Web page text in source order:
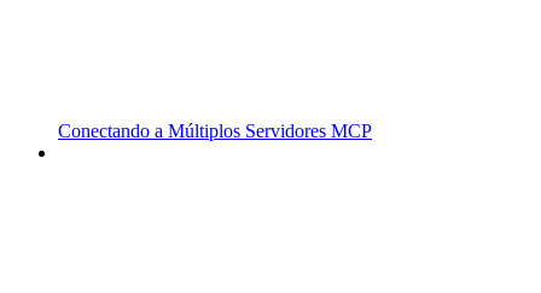
Conectando a Múltiplos Servidores MCP